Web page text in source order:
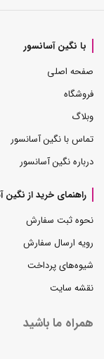
با نگین آسانسور
صفحه اصلی
فروشگاه
وبلاگ
تماس با نگین آسانسور
درباره نگین آسانسور
راهنمای خرید از نگین
نحوه ثبت سفارش
رویه ارسال سفارش
شیوه‌های پرداخت
نقشه سایت
همراه ما باشید